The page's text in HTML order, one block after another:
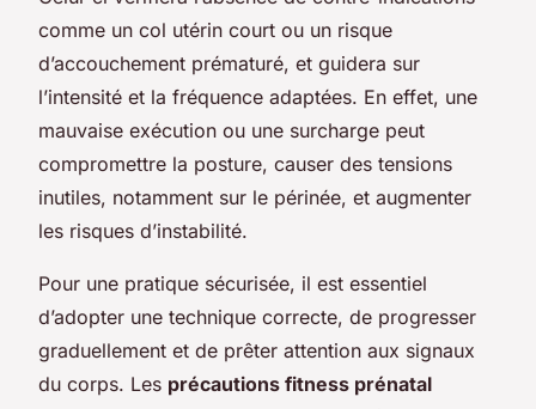
comme un col utérin court ou un risque
d’accouchement prématuré, et guidera sur
l’intensité et la fréquence adaptées. En effet, une
mauvaise exécution ou une surcharge peut
compromettre la posture, causer des tensions
inutiles, notamment sur le périnée, et augmenter
les risques d’instabilité.
Pour une pratique sécurisée, il est essentiel
d’adopter une technique correcte, de progresser
graduellement et de prêter attention aux signaux
du corps. Les précautions fitness prénatal